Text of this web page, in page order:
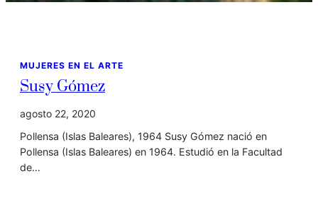
MUJERES EN EL ARTE
Susy Gómez
agosto 22, 2020
Pollensa (Islas Baleares), 1964 Susy Gómez nació en
Pollensa (Islas Baleares) en 1964. Estudió en la Facultad
de…